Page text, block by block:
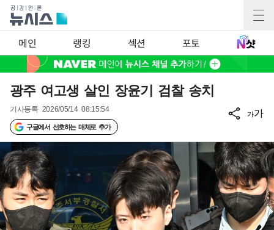
메인 랭킹 섹션 포토
광주 여고생 살인 장윤기 검찰 송치
기사등록 2026/05/14 08:15:54
구글에서 선호하는 매체로 추가
가가